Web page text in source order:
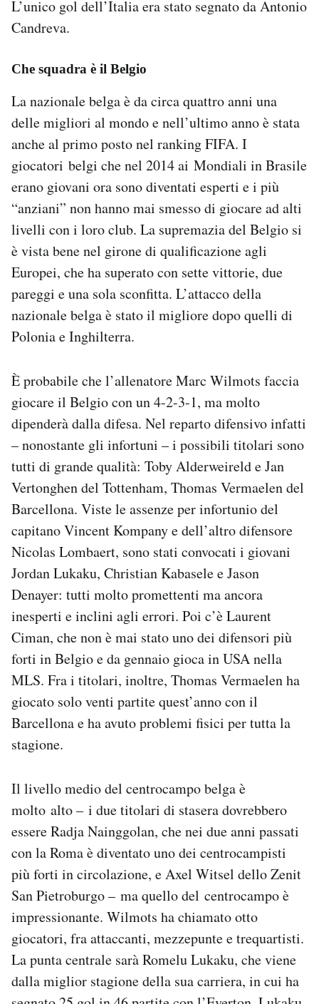
L’unico gol dell’Italia era stato segnato da Antonio
Candreva.
Che squadra è il Belgio
La nazionale belga è da circa quattro anni una
delle migliori al mondo e nell’ultimo anno è stata
anche al primo posto nel ranking FIFA. I
giocatori belgi che nel 2014 ai Mondiali in Brasile
erano giovani ora sono diventati esperti e i più
“anziani” non hanno mai smesso di giocare ad alti
livelli con i loro club. La supremazia del Belgio si
è vista bene nel girone di qualificazione agli
Europei, che ha superato con sette vittorie, due
pareggi e una sola sconfitta. L’attacco della
nazionale belga è stato il migliore dopo quelli di
Polonia e Inghilterra.
È probabile che l’allenatore Marc Wilmots faccia
giocare il Belgio con un 4-2-3-1, ma molto
dipenderà dalla difesa. Nel reparto difensivo infatti
– nonostante gli infortuni – i possibili titolari sono
tutti di grande qualità: Toby Alderweireld e Jan
Vertonghen del Tottenham, Thomas Vermaelen del
Barcellona. Viste le assenze per infortunio del
capitano Vincent Kompany e dell’altro difensore
Nicolas Lombaert, sono stati convocati i giovani
Jordan Lukaku, Christian Kabasele e Jason
Denayer: tutti molto promettenti ma ancora
inesperti e inclini agli errori. Poi c’è Laurent
Ciman, che non è mai stato uno dei difensori più
forti in Belgio e da gennaio gioca in USA nella
MLS. Fra i titolari, inoltre, Thomas Vermaelen ha
giocato solo venti partite quest’anno con il
Barcellona e ha avuto problemi fisici per tutta la
stagione.
Il livello medio del centrocampo belga è
molto alto – i due titolari di stasera dovrebbero
essere Radja Nainggolan, che nei due anni passati
con la Roma è diventato uno dei centrocampisti
più forti in circolazione, e Axel Witsel dello Zenit
San Pietroburgo – ma quello del centrocampo è
impressionante. Wilmots ha chiamato otto
giocatori, fra attaccanti, mezzepunte e trequartisti.
La punta centrale sarà Romelu Lukaku, che viene
dalla miglior stagione della sua carriera, in cui ha